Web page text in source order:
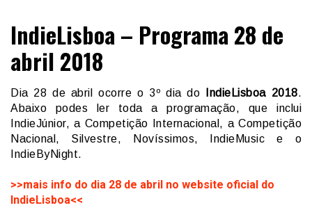
Central Comics
IndieLisboa – Programa 28 de
abril 2018
Dia 28 de abril ocorre o 3º dia do IndieLisboa 2018.
Abaixo podes ler toda a programação, que inclui
IndieJúnior, a Competição Internacional, a Competição
Nacional, Silvestre, Novíssimos, IndieMusic e o
IndieByNight.
>>mais info do dia 28 de abril no website oficial do
IndieLisboa<<